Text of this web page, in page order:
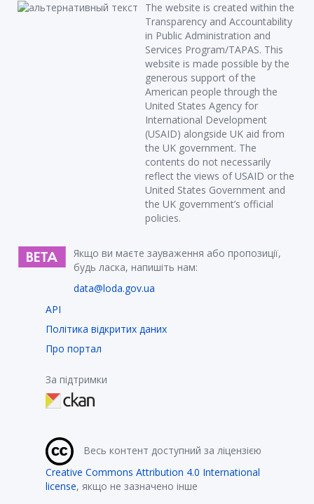
The website is created within the
Transparency and Accountability
in Public Administration and
Services Program/TAPAS. This
website is made possible by the
generous support of the
American people through the
United States Agency for
International Development
(USAID) alongside UK aid from
the UK government. The
contents do not necessarily
reflect the views of USAID or the
United States Government and
the UK government’s official
policies.
Якщо ви маєте зауваження або пропозиції,
будь ласка, напишіть нам:
data@loda.gov.ua
API
Політика відкритих даних
Про портал
За підтримки
Весь контент доступний за ліцензією
Creative Commons Attribution 4.0 International
license, якщо не зазначено інше